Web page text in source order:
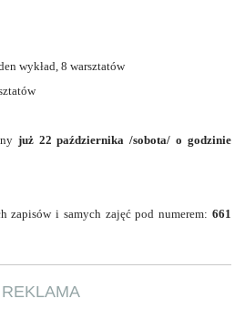
wykład, 8 warsztatów
już 22 października /sobota/ o godzinie
zapisów i samych zajęć pod numerem: 661
REKLAMA